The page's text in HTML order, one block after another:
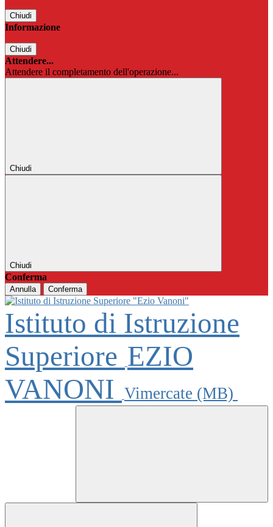
Chiudi
Informazione
Chiudi
Attendere...
Attendere il completamento dell'operazione...
Chiudi
Chiudi
Conferma
Annulla Conferma
Istituto di Istruzione
Superiore EZIO
VANONI Vimercate (MB)